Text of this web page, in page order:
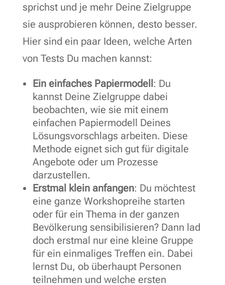
sprichst und je mehr Deine Zielgruppe
sie ausprobieren können, desto besser.
Hier sind ein paar Ideen, welche Arten
von Tests Du machen kannst:
Ein einfaches Papiermodell: Du
kannst Deine Zielgruppe dabei
beobachten, wie sie mit einem
einfachen Papiermodell Deines
Lösungsvorschlags arbeiten. Diese
Methode eignet sich gut für digitale
Angebote oder um Prozesse
darzustellen.
Erstmal klein anfangen: Du möchtest
eine ganze Workshopreihe starten
oder für ein Thema in der ganzen
Bevölkerung sensibilisieren? Dann lad
doch erstmal nur eine kleine Gruppe
für ein einmaliges Treffen ein. Dabei
lernst Du, ob überhaupt Personen
teilnehmen und welche ersten